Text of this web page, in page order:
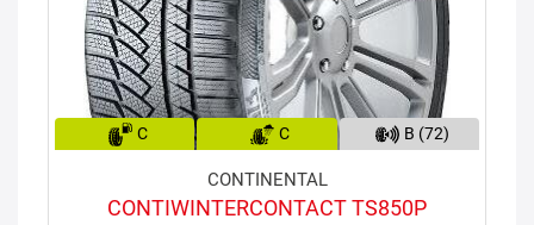
C C B (72)
CONTINENTAL
CONTIWINTERCONTACT TS850P